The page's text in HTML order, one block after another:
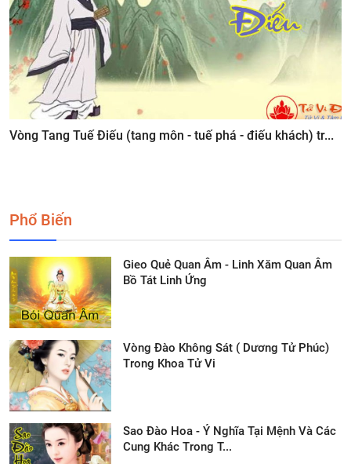
Vòng Tang Tuế Điếu (tang môn - tuế phá - điếu khách) tr...
Phổ Biến
Gieo Quẻ Quan Âm - Linh Xăm Quan Âm
Bồ Tát Linh Ứng
Vòng Đào Không Sát ( Dương Tử Phúc)
Trong Khoa Tử Vi
Sao Đào Hoa - Ý Nghĩa Tại Mệnh Và Các
Cung Khác Trong T...